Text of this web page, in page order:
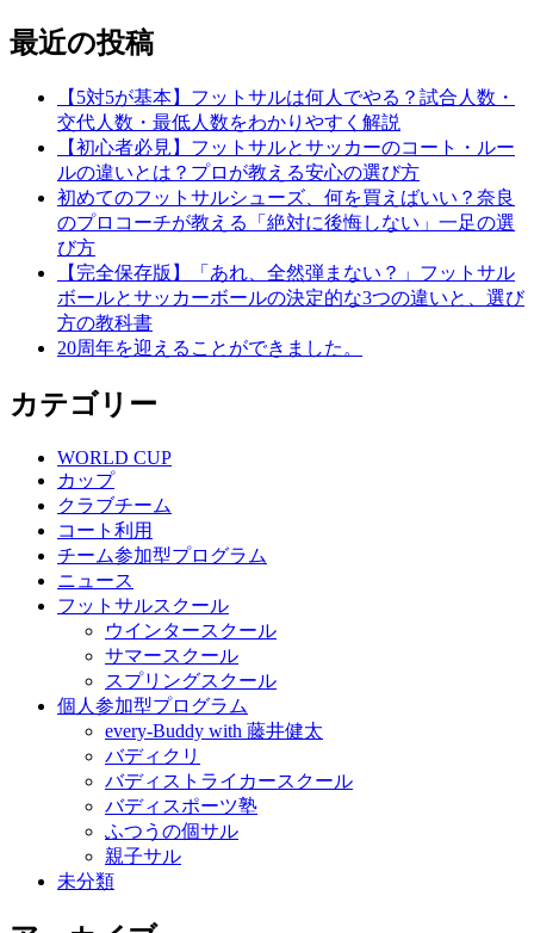
最近の投稿
【5対5が基本】フットサルは何人でやる？試合人数・
交代人数・最低人数をわかりやすく解説
【初心者必見】フットサルとサッカーのコート・ルー
ルの違いとは？プロが教える安心の選び方
初めてのフットサルシューズ、何を買えばいい？奈良
のプロコーチが教える「絶対に後悔しない」一足の選
び方
【完全保存版】「あれ、全然弾まない？」フットサル
ボールとサッカーボールの決定的な3つの違いと、選び
方の教科書
20周年を迎えることができました。
カテゴリー
WORLD CUP
カップ
クラブチーム
コート利用
チーム参加型プログラム
ニュース
フットサルスクール
ウインタースクール
サマースクール
スプリングスクール
個人参加型プログラム
every-Buddy with 藤井健太
バディクリ
バディストライカースクール
バディスポーツ塾
ふつうの個サル
親子サル
未分類